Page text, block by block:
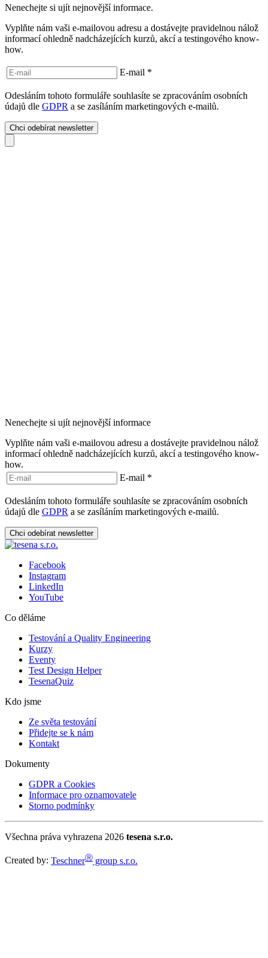
Nenechejte si ujít nejnovější informace.
Vyplňte nám vaši e-mailovou adresu a dostávejte pravidelnou nálož
informací ohledně nadcházejících kurzů, akcí a testingového know-
how.
E-mail *
Odesláním tohoto formuláře souhlasíte se zpracováním osobních
údajů dle GDPR a se zasíláním marketingových e-mailů.
Chci odebírat newsletter
Nenechejte si ujít nejnovější informace
Vyplňte nám vaši e-mailovou adresu a dostávejte pravidelnou nálož
informací ohledně nadcházejících kurzů, akcí a testingového know-
how.
E-mail *
Odesláním tohoto formuláře souhlasíte se zpracováním osobních
údajů dle GDPR a se zasíláním marketingových e-mailů.
Chci odebírat newsletter
Facebook
Instagram
LinkedIn
YouTube
Co děláme
Testování a Quality Engineering
Kurzy
Eventy
Test Design Helper
TesenaQuiz
Kdo jsme
Ze světa testování
Přidejte se k nám
Kontakt
Dokumenty
GDPR a Cookies
Informace pro oznamovatele
Storno podmínky
Všechna práva vyhrazena 2026 tesena s.r.o.
Created by: TeschnerⓇ group s.r.o.